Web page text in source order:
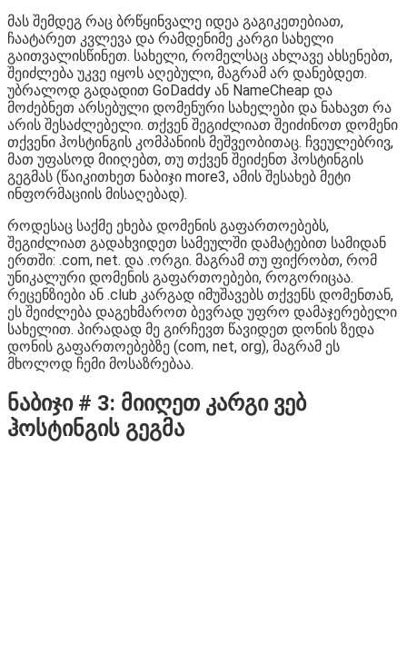
მას შემდეგ რაც ბრწყინვალე იდეა გაგიკეთებიათ,
ჩაატარეთ კვლევა და რამდენიმე კარგი სახელი
გაითვალისწინეთ. სახელი, რომელსაც ახლავე ახსენებთ,
შეიძლება უკვე იყოს აღებული, მაგრამ არ დანებდეთ.
უბრალოდ გადადით GoDaddy ან NameCheap და
მოძებნეთ არსებული დომენური სახელები და ნახავთ რა
არის შესაძლებელი. თქვენ შეგიძლიათ შეიძინოთ დომენი
თქვენი ჰოსტინგის კომპანიის მეშვეობითაც. ჩვეულებრივ,
მათ უფასოდ მიიღებთ, თუ თქვენ შეიძენთ ჰოსტინგის
გეგმას (წაიკითხეთ ნაბიჯი more3, ამის შესახებ მეტი
ინფორმაციის მისაღებად).
როდესაც საქმე ეხება დომენის გაფართოებებს,
შეგიძლიათ გადახვიდეთ სამეულში დამატებით სამიდან
ერთში: .com, net. და .ორგი. მაგრამ თუ ფიქრობთ, რომ
უნიკალური დომენის გაფართოებები, როგორიცაა.
რეცენზიები ან .club კარგად იმუშავებს თქვენს დომენთან,
ეს შეიძლება დაგეხმაროთ ბევრად უფრო დამაჯერებელი
სახელით. პირადად მე გირჩევთ წავიდეთ დონის ზედა
დონის გაფართოებებზე (com, net, org), მაგრამ ეს
მხოლოდ ჩემი მოსაზრებაა.
ნაბიჯი # 3: მიიღეთ კარგი ვებ
ჰოსტინგის გეგმა